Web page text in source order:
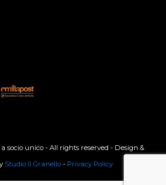
a socio unico - All rights reserved - Design &
Studio Il Granello- Privacy Policy